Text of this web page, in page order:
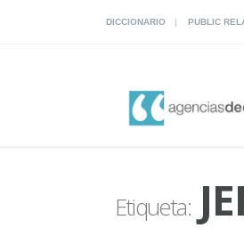
DICCIONARIO PUBLIC
Etiqueta: